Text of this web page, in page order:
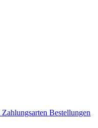
Zahlungsarten Bestellungen